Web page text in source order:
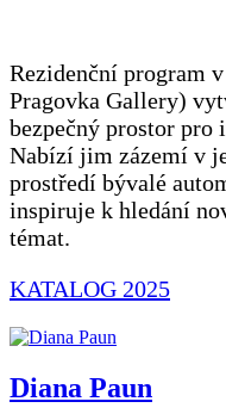
Rezidenční program
Pragovka Gallery)
bezpečný prostor
Nabízí jim zázemí v
prostředí bývalé
inspiruje k hledání
témat.
KATALOG 2025
Diana Paun